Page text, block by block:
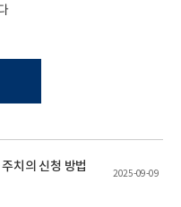
치의 신청 방법
2025-09-09